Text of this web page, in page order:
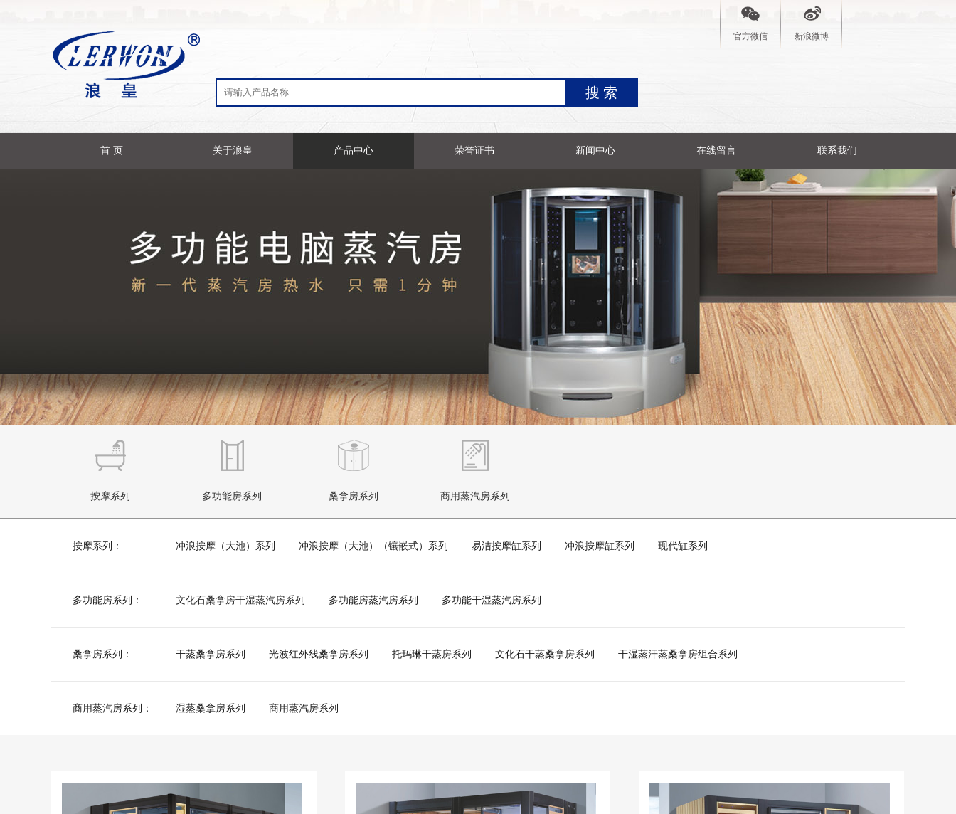
官方微信 新浪微博
首 页 关于浪皇 产品中心 荣誉证书 新闻中心 在线留言 联系我们
按摩系列 多功能房系列 桑拿房系列 商用蒸汽房系列
按摩系列： 冲浪按摩（大池）系列 冲浪按摩（大池）（镶嵌式）系列 易洁按摩缸系列 冲浪按摩缸系列 现代缸系列
多功能房系列： 文化石桑拿房干湿蒸汽房系列 多功能房蒸汽房系列 多功能干湿蒸汽房系列
桑拿房系列： 干蒸桑拿房系列 光波红外线桑拿房系列 托玛琳干蒸房系列 文化石干蒸桑拿房系列 干湿蒸汗蒸桑拿房组合系列
商用蒸汽房系列： 湿蒸桑拿房系列 商用蒸汽房系列